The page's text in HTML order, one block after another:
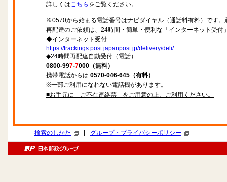
詳しくはこちら をご覧ください。
※0570から始まる電話番号はナビダイヤル（通話料有料）です
再配達のご依頼は、24時間・簡単・便利な「インターネット受
◆インターネット受付
https://trackings.post.japanpost.jp/delivery/deli/
◆24時間再配達自動受付（電話）
0800-997-7000（無料）
携帯電話からは 0570-046-645（有料）
※一部ご利用になれない電話機があります。
■お手元に「ご不在連絡票」をご用意の上、ご利用ください。
検索のしかた グループ・プライバシーポリシー